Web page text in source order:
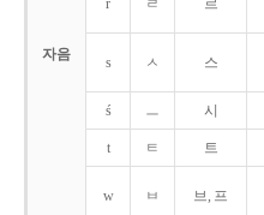
자음
r ㄹ 르
s ㅅ 스
ś ㅡ 시
t ㅌ 트
w ㅂ 브, 프